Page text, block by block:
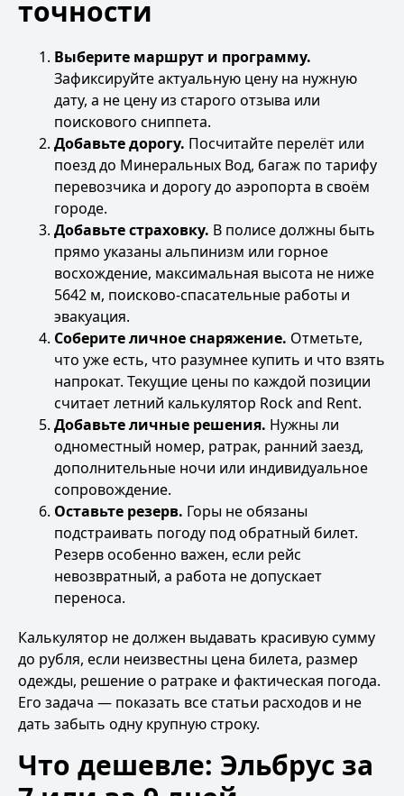
точности
Выберите маршрут и программу.
Зафиксируйте актуальную цену на нужную
дату, а не цену из старого отзыва или
поискового сниппета.
Добавьте дорогу. Посчитайте перелёт или
поезд до Минеральных Вод, багаж по тарифу
перевозчика и дорогу до аэропорта в своём
городе.
Добавьте страховку. В полисе должны быть
прямо указаны альпинизм или горное
восхождение, максимальная высота не ниже
5642 м, поисково-спасательные работы и
эвакуация.
Соберите личное снаряжение. Отметьте,
что уже есть, что разумнее купить и что взять
напрокат. Текущие цены по каждой позиции
считаетлетний калькулятор Rock and Rent.
Добавьте личные решения. Нужны ли
одноместный номер, ратрак, ранний заезд,
дополнительные ночи или индивидуальное
сопровождение.
Оставьте резерв. Горы не обязаны
подстраивать погоду под обратный билет.
Резерв особенно важен, если рейс
невозвратный, а работа не допускает
переноса.
Калькулятор не должен выдавать красивую сумму
до рубля, если неизвестны цена билета, размер
одежды, решение о ратраке и фактическая погода.
Его задача — показать все статьи расходов и не
дать забыть одну крупную строку.
Что дешевле: Эльбрус за